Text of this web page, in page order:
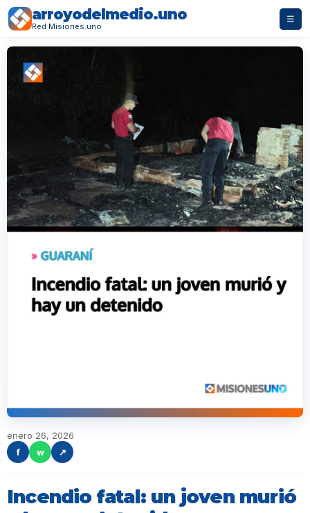
arroyodelmedio.uno
Red Misiones.uno
☰
enero 26, 2026
f
w ↗
Incendio fatal: un joven murió